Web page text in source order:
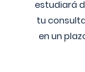
estudiará
tu
en un